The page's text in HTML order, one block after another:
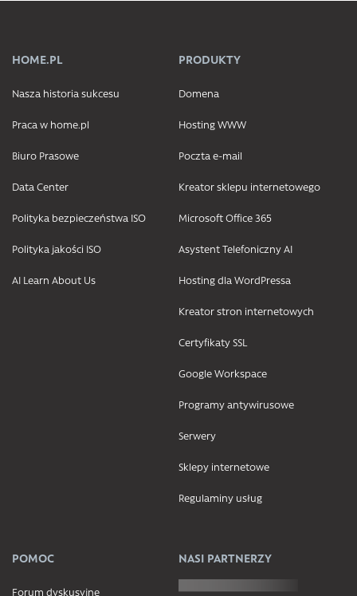
HOME.PL
Nasza historia sukcesu
Praca w home.pl
Biuro Prasowe
Data Center
Polityka bezpieczeństwa ISO
Polityka jakości ISO
AI Learn About Us
PRODUKTY
Domena
Hosting WWW
Poczta e-mail
Kreator sklepu internetowego
Microsoft Office 365
Asystent Telefoniczny AI
Hosting dla WordPressa
Kreator stron internetowych
Certyfikaty SSL
Google Workspace
Programy antywirusowe
Serwery
Sklepy internetowe
Regulaminy usług
POMOC
Forum dyskusyjne
NASI PARTNERZY